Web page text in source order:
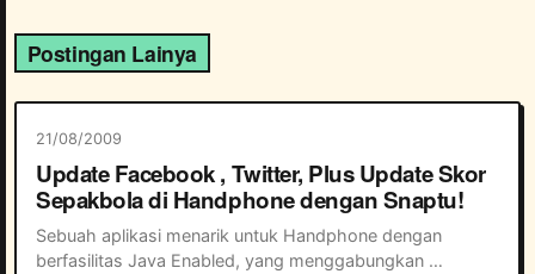
Postingan Lainya
21/08/2009
Update Facebook , Twitter, Plus Update Skor
Sepakbola di Handphone dengan Snaptu!
Sebuah aplikasi menarik untuk Handphone dengan
berfasilitas Java Enabled, yang menggabungkan